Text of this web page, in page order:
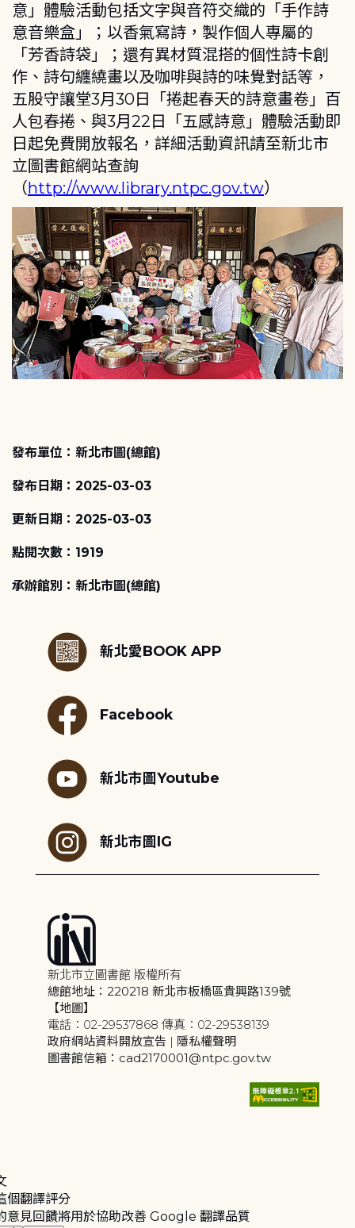
意」體驗活動包括文字與音符交織的「手作詩
意音樂盒」；以香氣寫詩，製作個人專屬的
「芳香詩袋」；還有異材質混搭的個性詩卡創
作、詩句纏繞畫以及咖啡與詩的味覺對話等，
五股守讓堂3月30日「捲起春天的詩意畫卷」百
人包春捲、與3月22日「五感詩意」體驗活動即
日起免費開放報名，詳細活動資訊請至新北市
立圖書館網站查詢
（http://www.library.ntpc.gov.tw）
發布單位：新北市圖(總館)
發布日期：2025-03-03
更新日期：2025-03-03
點閱次數：1919
承辦館別：新北市圖(總館)
新北愛BOOK APP
Facebook
新北市圖Youtube
新北市圖IG
新北市立圖書館 版權所有
總館地址：220218 新北市板橋區貴興路139號
【地圖】
電話：02-29537868 傳真：02-29538139
政府網站資料開放宣告 | 隱私權聲明
圖書館信箱：cad2170001@ntpc.gov.tw
個翻譯評分
意見回饋將用於協助改善 Google 翻譯品質